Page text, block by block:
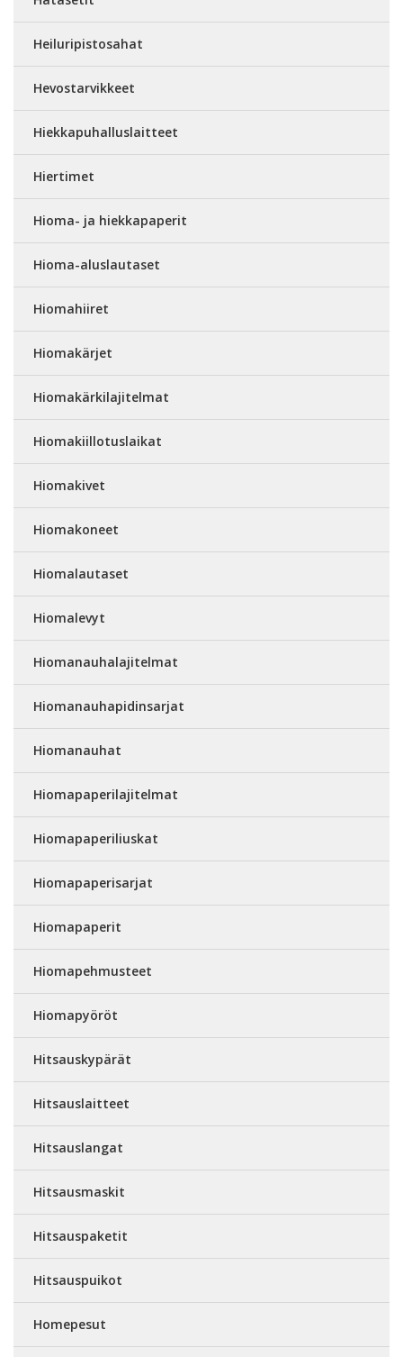
Heiluripistosahat
Hevostarvikkeet
Hiekkapuhalluslaitteet
Hiertimet
Hioma- ja hiekkapaperit
Hioma-aluslautaset
Hiomahiiret
Hiomakärjet
Hiomakärkilajitelmat
Hiomakiillotuslaikat
Hiomakivet
Hiomakoneet
Hiomalautaset
Hiomalevyt
Hiomanauhalajitelmat
Hiomanauhapidinsarjat
Hiomanauhat
Hiomapaperilajitelmat
Hiomapaperiliuskat
Hiomapaperisarjat
Hiomapaperit
Hiomapehmusteet
Hiomapyöröt
Hitsauskypärät
Hitsauslaitteet
Hitsauslangat
Hitsausmaskit
Hitsauspaketit
Hitsauspuikot
Homepesut